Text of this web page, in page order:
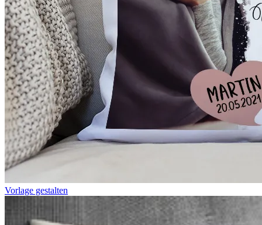
Vorlage gestalten